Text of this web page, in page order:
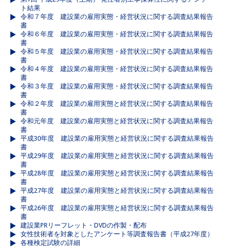
ト結果
令和７年度 建設業の雇用実態・経営状況に関する調査結果報告
書
令和６年度 建設業の雇用実態・経営状況に関する調査結果報告
書
令和５年度 建設業の雇用実態・経営状況に関する調査結果報告
書
令和４年度 建設業の雇用実態・経営状況に関する調査結果報告
書
令和３年度 建設業の雇用実態・経営状況に関する調査結果報告
書
令和２年度 建設業の雇用実態と経営状況に関する調査結果報告
書
令和元年度 建設業の雇用実態と経営状況に関する調査結果報告
書
平成30年度 建設業の雇用実態と経営状況に関する調査結果報告
書
平成29年度 建設業の雇用実態と経営状況に関する調査結果報告
書
平成28年度 建設業の雇用実態と経営状況に関する調査結果報告
書
平成27年度 建設業の雇用実態と経営状況に関する調査結果報告
書
平成26年度 建設業の雇用実態と経営状況に関する調査結果報告
書
建設業PRリーフレット・DVDの作製・配布
女性技術者を対象としたアンケート等調査報告書（平成27年度）
各種検定試験の詳細